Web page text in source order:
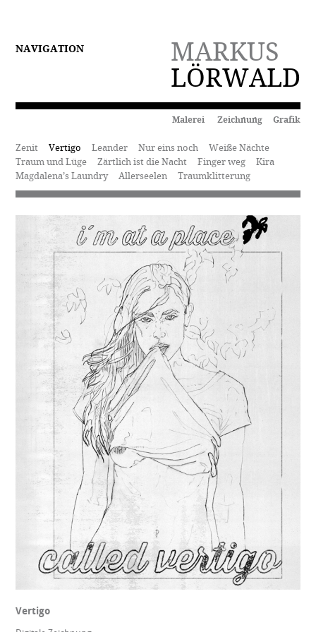
MARKUS
LÖRWALD
NAVIGATION
Malerei Zeichnung Grafik
Zenit Vertigo Leander Nur eins noch
Weiße Nächte
Traum und Lüge
Zärtlich ist die Nacht Finger weg
Kira
Magdalena’s Laundry
Allerseelen Traumklitterung
Vertigo